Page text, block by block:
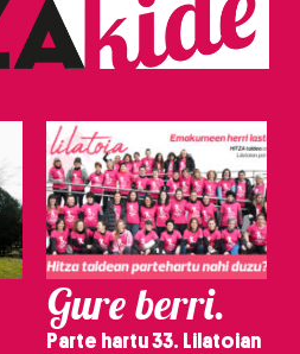
Gure berri.
Parte hartu 33. Lilatoian